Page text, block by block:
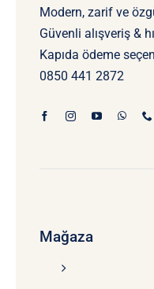
Modern, zarif ve
Güvenli alışveriş &
Kapıda ödeme
0850 441 2872
Mağaza